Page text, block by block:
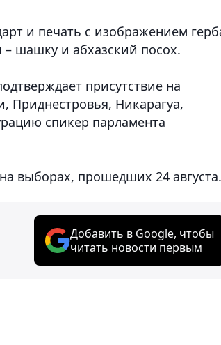
и печать с изображением
– шашку и абхазский посох.
присутствие на
Приднестровья, Никарагуа,
спикер парламента
выборах, прошедших 24 августа.
Добавить в Google, чтобы
читать новости первым